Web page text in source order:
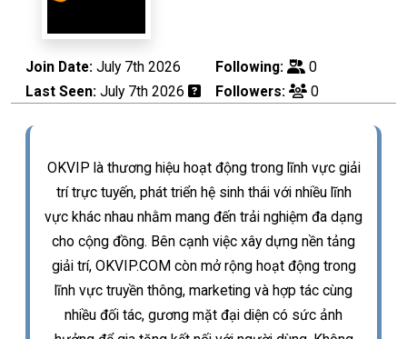
Join Date: July 7th 2026
Last Seen: July 7th 2026
Following:
0
Followers:
0
OKVIP là thương hiệu hoạt động trong lĩnh vực giải
trí trực tuyến, phát triển hệ sinh thái với nhiều lĩnh
vực khác nhau nhằm mang đến trải nghiệm đa dạng
cho cộng đồng. Bên cạnh việc xây dựng nền tảng
giải trí, OKVIP.COM còn mở rộng hoạt động trong
lĩnh vực truyền thông, marketing và hợp tác cùng
nhiều đối tác, gương mặt đại diện có sức ảnh